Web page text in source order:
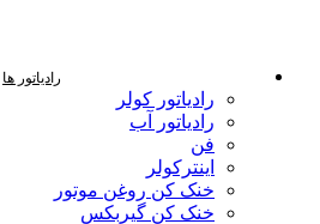
رادیاتور ها
رادیاتور کولر
رادیاتور آب
فن
اینترکولر
خنک کن روغن موتور
خنک کن گیربکس